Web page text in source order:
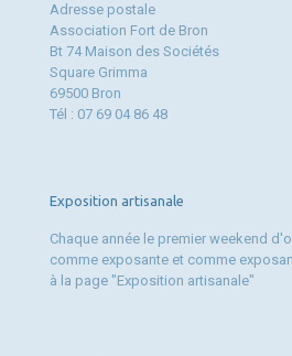
Adresse postale
Association Fort de Bron
Bt 74 Maison des Sociétés
Square Grimma
69500 Bron
Tél : 07 69 04 86 48
Exposition artisanale
Chaque année le premier weekend
comme exposante et comme
à la page "Exposition artisanale"